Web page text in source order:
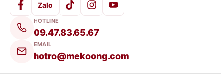
Zalo
HOTLINE
09.47.83.65.67
EMAIL
hotro@mekoong.com